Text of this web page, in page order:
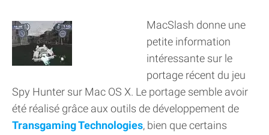
MacSlash donne une
petite information
intéressante sur le
portage récent du jeu
Spy Hunter sur Mac OS X. Le portage semble avoir
été réalisé grâce aux outils de développement de
Transgaming Technologies, bien que certains